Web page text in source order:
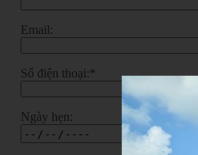
Email:
Số điện thoại:*
Ngày hẹn: